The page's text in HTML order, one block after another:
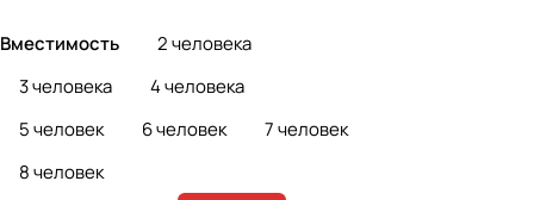
Вместимость
2 человека
3 человека
4 человека
5 человек
6 человек
7 человек
8 человек